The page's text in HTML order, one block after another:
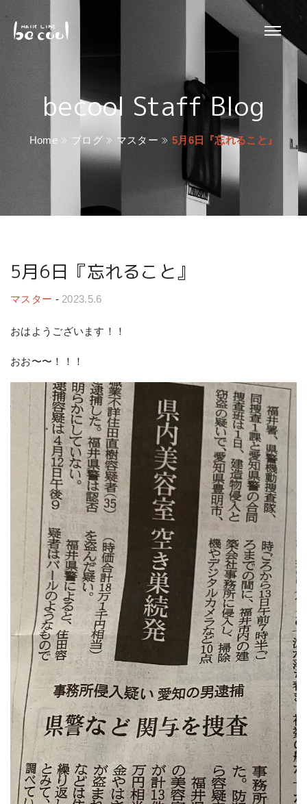
becool Staff Blog
Home ブログ マスター 5月6日『忘れること』
5月6日『忘れること』
マスター - 2023.5.6
おはようございます！！
おお〜〜！！！